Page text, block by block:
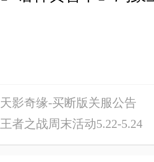
天影奇缘-买断版关服公告
王者之战周末活动5.22-5.24